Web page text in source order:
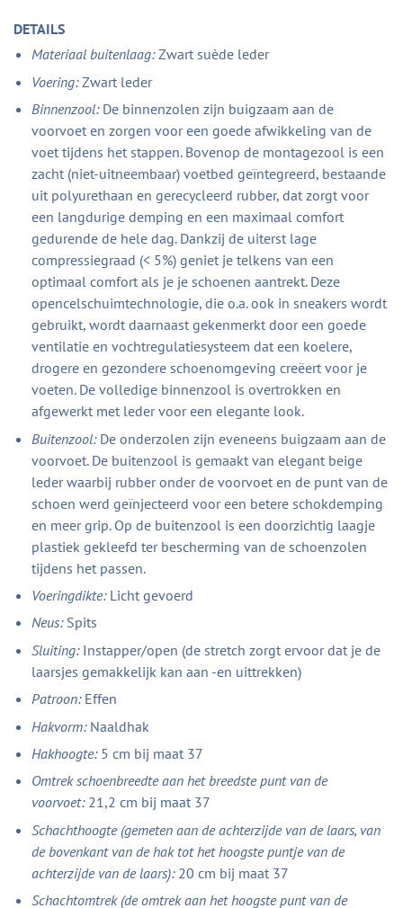
DETAILS
Materiaal buitenlaag:Zwart suède leder
Voering:Zwart leder
Binnenzool:De binnenzolen zijn buigzaam aan de
voorvoet en zorgen voor een goede afwikkeling van de
voet tijdens het stappen. Bovenop de montagezool is een
zacht (niet-uitneembaar) voetbed geïntegreerd, bestaande
uit polyurethaan en gerecycleerd rubber, dat zorgt voor
een langdurige demping en een maximaal comfort
gedurende de hele dag. Dankzij de uiterst lage
compressiegraad (< 5%) geniet je telkens van een
optimaal comfort als je je schoenen aantrekt. Deze
opencelschuimtechnologie, die o.a. ook in sneakers wordt
gebruikt, wordt daarnaast gekenmerkt door een goede
ventilatie en vochtregulatiesysteem dat een koelere,
drogere en gezondere schoenomgeving creëert voor je
voeten. De volledige binnenzool is overtrokken en
afgewerkt met leder voor een elegante look.
Buitenzool:De onderzolen zijn eveneens buigzaam aan de
voorvoet. De buitenzool is gemaakt van elegant beige
leder waarbij rubber onder de voorvoet en de punt van de
schoen werd geïnjecteerd voor een betere schokdemping
en meer grip. Op de buitenzool is een doorzichtig laagje
plastiek gekleefd ter bescherming van de schoenzolen
tijdens het passen.
Voeringdikte:Licht gevoerd
Neus:Spits
Sluiting:Instapper/open (de stretch zorgt ervoor dat je de
laarsjes gemakkelijk kan aan -en uittrekken)
Patroon:Effen
Hakvorm:Naaldhak
Hakhoogte:5 cm bij maat 37
Omtrek schoenbreedte aan het breedste punt van de
voorvoet:21,2 cm bij maat 37
Schachthoogte (gemeten aan de achterzijde van de laars, van
de bovenkant van de hak tot het hoogste puntje van de
achterzijde van de laars):20 cm bij maat 37
Schachtomtrek (de omtrek aan het hoogste punt van de